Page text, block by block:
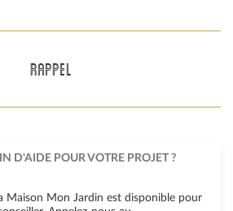
RAPPEL
D'AIDE POUR VOTRE PROJET ?
Maison Mon Jardin est disponible pour